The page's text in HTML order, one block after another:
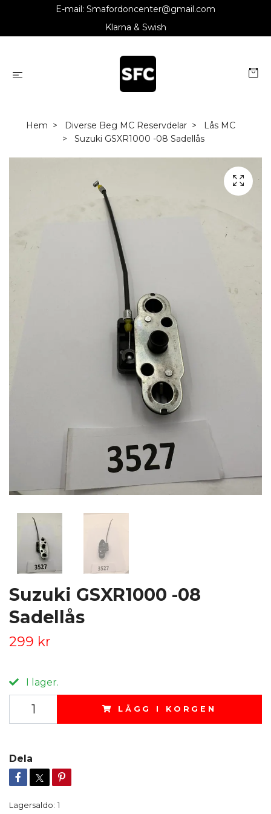
E-mail: Smafordoncenter@gmail.com
Klarna & Swish
Hem Diverse Beg MC Reservdelar
Lås MC
Suzuki GSXR1000 -08 Sadellås
Suzuki GSXR1000 -08
Sadellås
299 kr
I lager.
LÄGG I KORGEN
Dela
Lagersaldo: 1